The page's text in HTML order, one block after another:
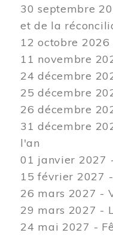
30 septembre
et de la
12 octobre
11 novembre
24 décembre
25 décembre
26 décembre
31 décembre
l'an
01 janvier 2027
15 février 2027
26 mars 2027 -
29 mars 2027 -
24 mai 2027 -